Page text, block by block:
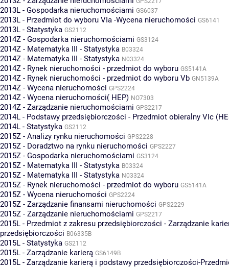
2013L - Gospodarka nieruchomościami GS6037
2013L - Przedmiot do wyboru VIa -Wycena nieruchomości GS6141
2013L - Statystyka GS2112
2014Z - Gospodarka nieruchomościami GS3124
2014Z - Matematyka III - Statystyka B03324
2014Z - Matematyka III - Statystyka N03324
2014Z - Rynek nieruchomości - przedmiot do wyboru GS5141A
2014Z - Rynek nieruchomości - przedmiot do wyboru Vb GN5139A
2014Z - Wycena nieruchomości GPS2224
2014Z - Wycena nieruchomości( HEP) NO7303
2014Z - Zarządzanie nieruchomościami GPS2217
2014L - Podstawy przedsiębiorczości - Przedmiot obieralny VIc
2014L - Statystyka GS2112
2015Z - Analizy rynku nieruchomości GPS2228
2015Z - Doradztwo na rynku nieruchomości GPS2227
2015Z - Gospodarka nieruchomościami GS3124
2015Z - Matematyka III - Statystyka B03324
2015Z - Matematyka III - Statystyka N03324
2015Z - Rynek nieruchomości - przedmiot do wyboru GS5141A
2015Z - Wycena nieruchomości GPS2224
2015Z - Zarządzanie finansami nieruchomości GPS2229
2015Z - Zarządzanie nieruchomościami GPS2217
2015L - Przedmiot z zakresu przedsiębiorczości - Zarządzanie
przedsiębiorczości B06335B
2015L - Statystyka GS2112
2015L - Zarządzanie karierą GS6149B
2015L - Zarządzanie karierą i podstawy przedsiębiorczości-